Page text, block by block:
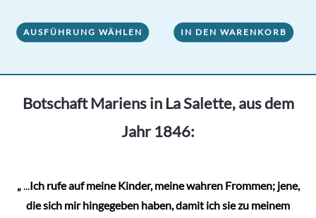
AUSFÜHRUNG WÄHLEN
Produkt
mehrere
auf.
auf
der
IN DEN WARENKORB
Botschaft Mariens in La Salette, aus dem
Jahr 1846:
„...Ich rufe auf meine Kinder, meine wahren Frommen; jene,
die sich mir hingegeben haben, damit ich sie zu meinem